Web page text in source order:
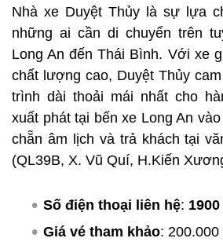
Nhà xe Duyệt Thủy là sự lựa
những ai cần di chuyển trên
Long An đến Thái Bình. Với xe
chất lượng cao, Duyệt Thủy
trình dài thoải mái nhất cho
xuất phát tại bến xe Long An
chẵn âm lịch và trả khách tại
(QL39B, X. Vũ Quí, H.Kiến
Số điện thoại liên hệ:
Giá vé tham khảo: